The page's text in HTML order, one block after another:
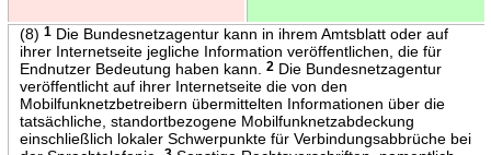
(8) 1Die Bundesnetzagentur kann in ihrem Amtsblatt oder auf
ihrer Internetseite jegliche Information veröffentlichen, die für
Endnutzer Bedeutung haben kann.
2Die Bundesnetzagentur
veröffentlicht auf ihrer Internetseite die von den
Mobilfunknetzbetreibern übermittelten Informationen über die
tatsächliche, standortbezogene Mobilfunknetzabdeckung
einschließlich lokaler Schwerpunkte für Verbindungsabbrüche bei